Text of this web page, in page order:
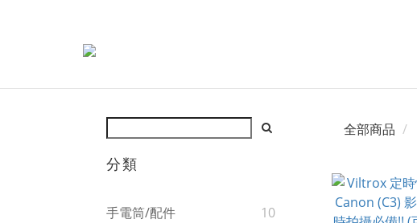
分類
手電筒/配件
10
全部商品